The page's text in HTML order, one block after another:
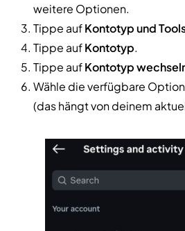
weitere Optionen.
Tippe aufKontotyp und
Tippe aufKontotyp.
Tippe aufKontotyp
Wähle die verfügbare
(das hängt von deinem